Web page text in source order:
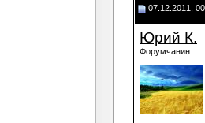
07.12.2011,
Юрий К.
Форумчанин